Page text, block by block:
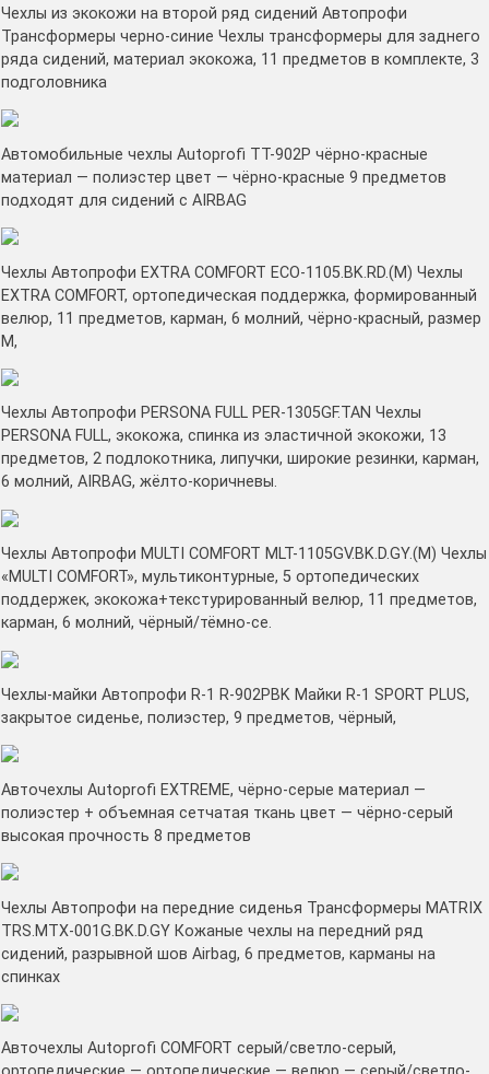
Чехлы из экокожи на второй ряд сидений Автопрофи
Трансформеры черно-синие Чехлы трансформеры для заднего
ряда сидений, материал экокожа, 11 предметов в комплекте, 3
подголовника
Автомобильные чехлы Autoprofi TT-902P чёрно-красные
материал — полиэстер цвет — чёрно-красные 9 предметов
подходят для сидений с AIRBAG
Чехлы Автопрофи EXTRA COMFORT ECO-1105.BK.RD.(M) Чехлы
EXTRA COMFORT, ортопедическая поддержка, формированный
велюр, 11 предметов, карман, 6 молний, чёрно-красный, размер
М,
Чехлы Автопрофи PERSONA FULL PER-1305GF.TAN Чехлы
PERSONA FULL, экокожа, спинка из эластичной экокожи, 13
предметов, 2 подлокотника, липучки, широкие резинки, карман,
6 молний, AIRBAG, жёлто-коричневы.
Чехлы Автопрофи MULTI COMFORT MLT-1105GV.BK.D.GY.(M) Чехлы
«MULTI COMFORT», мультиконтурные, 5 ортопедических
поддержек, экокожа+текстурированный велюр, 11 предметов,
карман, 6 молний, чёрный/тёмно-се.
Чехлы-майки Автопрофи R-1 R-902PBK Майки R-1 SPORT PLUS,
закрытое сиденье, полиэстер, 9 предметов, чёрный,
Авточехлы Autoprofi EXTREME, чёрно-серые материал —
полиэстер + объемная сетчатая ткань цвет — чёрно-серый
высокая прочность 8 предметов
Чехлы Автопрофи на передние сиденья Трансформеры MATRIX
TRS.MTX-001G.BK.D.GY Кожаные чехлы на передний ряд
сидений, разрывной шов Airbag, 6 предметов, карманы на
спинках
Авточехлы Autoprofi COMFORT серый/светло-серый,